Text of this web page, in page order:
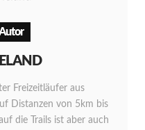
Freizeitläufer aus
Distanzen von 5km bis
die Trails ist aber auch